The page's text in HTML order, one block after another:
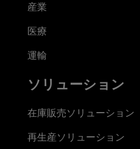
産業
医療
運輸
ソリューション
在庫販売ソリューション
再生産ソリューション